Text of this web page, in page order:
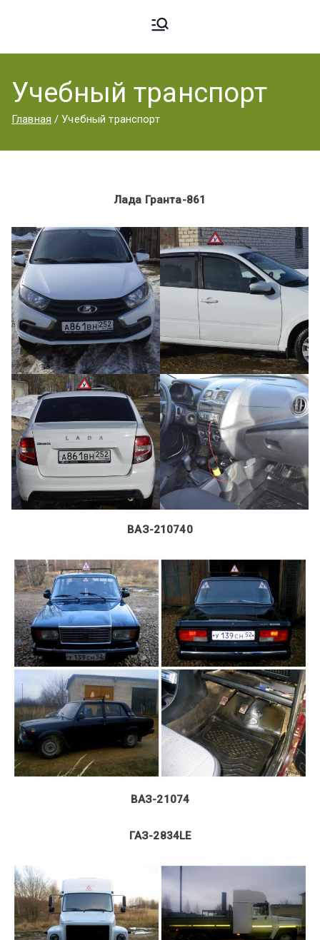
Ардато
вский
Аграрн
ый
Техник
ум
аграрный
Учебный транспорт
Главная Учебный транспорт
Лада Гранта-861
ВАЗ-210740
ВАЗ-21074
ГАЗ-2834LE